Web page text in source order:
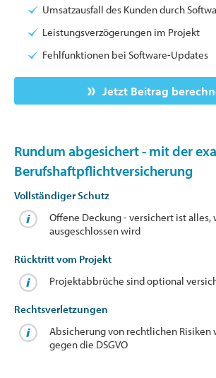
Umsatzausfall des Kunden durch
Leistungsverzögerungen im Projekt
Fehlfunktionen bei Software-Updates
Jetzt Beitrag
Rundum abgesichert - mit der
Berufshaftpflichtversicherung
Vollständiger Schutz
Offene Deckung - versichert ist alles,
ausgeschlossen wird
Rücktritt vom Projekt
Projektabbrüche sind optional
Rechtsverletzungen
Absicherung von rechtlichen Risiken
gegen die DSGVO